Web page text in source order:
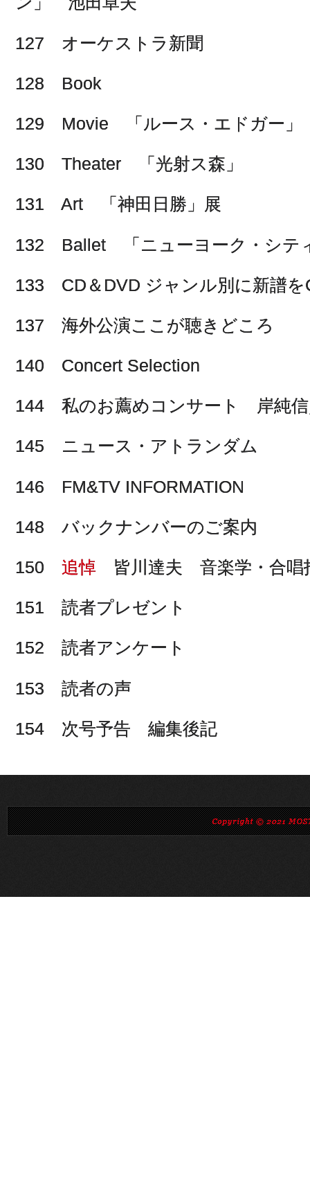
127 オーケストラ新聞
128 Book
129 Movie 「ルース・エドガー」
130 Theater 「光射ス森」
131 Art 「神田日勝」展
132 Ballet 「ニューヨーク・シテ
133 CD＆DVD ジャンル別に新譜を
137 海外公演ここが聴きどころ
140 Concert Selection
144 私のお薦めコンサート 岸純信
145 ニュース・アトランダム
146 FM&TV INFORMATION
148 バックナンバーのご案内
150 追悼 皆川達夫 音楽学・合
151 読者プレゼント
152 読者アンケート
153 読者の声
154 次号予告 編集後記